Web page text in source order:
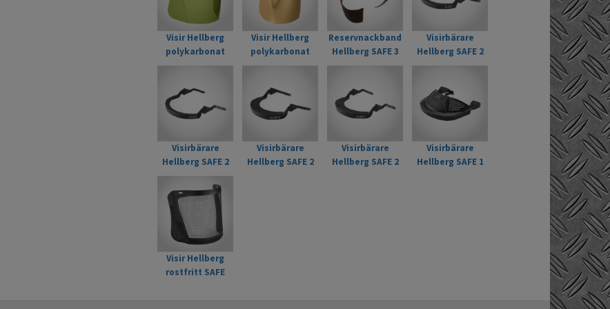
Mer om produkten på hellbergsafety.com
Visir Hellberg
polykarbonat
grönt SAFE
Visir Hellberg
polykarbonat
guld SAFE
Reservnackband
Hellberg SAFE 3
Visirbärare
Hellberg SAFE 2
Visirbärare
Hellberg SAFE 2
standard-låg
Visirbärare
Hellberg SAFE 2
Visirbärare
Hellberg SAFE 2
Visirbärare
Hellberg SAFE 1
Visir Hellberg
rostfritt SAFE